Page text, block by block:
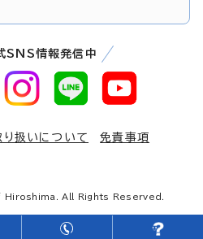
SNS情報発信中
扱いについて
免責事項
All Rights Reserved.